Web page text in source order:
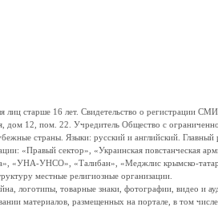
старше 16 лет. Свидетельство о регистрации
дом 12, пом. 22. Учредитель Общество с
страны. Языки: русский и английский.
«Правый сектор», «Украинская
«УНА-УНСО», «Талибан», «Меджлис крымско-
местные религиозные организации.
логотипы, товарные знаки, фотографии, видео
материалов, размещенных на портале, в том